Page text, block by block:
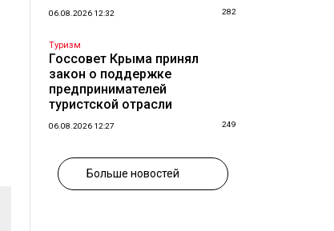
06.08.2026 12:32 282
Туризм
Госсовет Крыма принял
закон о поддержке
предпринимателей
туристской отрасли
06.08.2026 12:27 249
Больше новостей